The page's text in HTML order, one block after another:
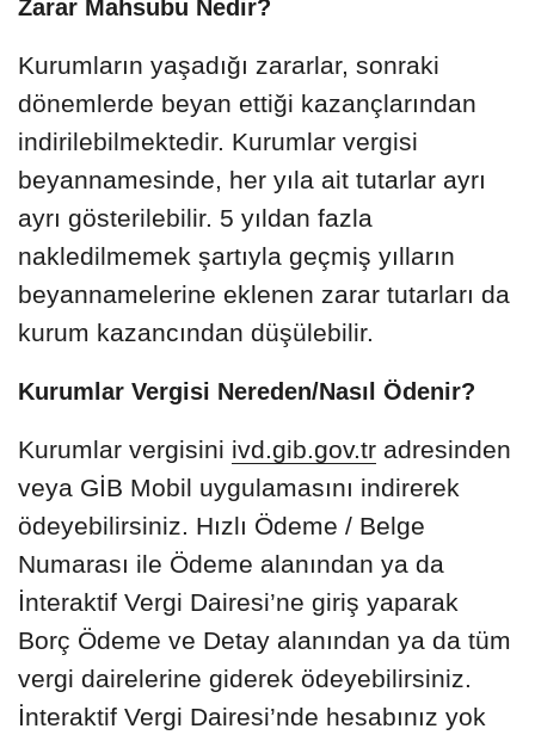
Zarar Mahsubu Nedir?
Kurumların yaşadığı zararlar, sonraki
dönemlerde beyan ettiği kazançlarından
indirilebilmektedir. Kurumlar vergisi
beyannamesinde, her yıla ait tutarlar ayrı
ayrı gösterilebilir. 5 yıldan fazla
nakledilmemek şartıyla geçmiş yılların
beyannamelerine eklenen zarar tutarları da
kurum kazancından düşülebilir.
Kurumlar Vergisi Nereden/Nasıl Ödenir?
Kurumlar vergisini ivd.gib.gov.tr adresinden
veya GİB Mobil uygulamasını indirerek
ödeyebilirsiniz. Hızlı Ödeme / Belge
Numarası ile Ödeme alanından ya da
İnteraktif Vergi Dairesi’ne giriş yaparak
Borç Ödeme ve Detay alanından ya da tüm
vergi dairelerine giderek ödeyebilirsiniz.
İnteraktif Vergi Dairesi’nde hesabınız yok